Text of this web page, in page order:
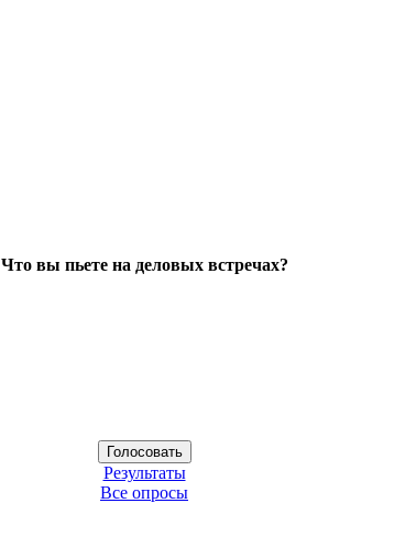
Что вы пьете на деловых встречах?
Результаты
Все опросы